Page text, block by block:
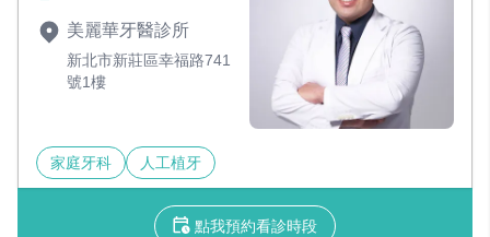
美麗華牙醫診所
新北市新莊區幸福路741
號1樓
家庭牙科 人工植牙
點我預約看診時段